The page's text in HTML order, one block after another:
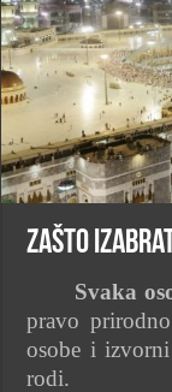
Zašto
Svaka
pravo
osobe i
rodi.